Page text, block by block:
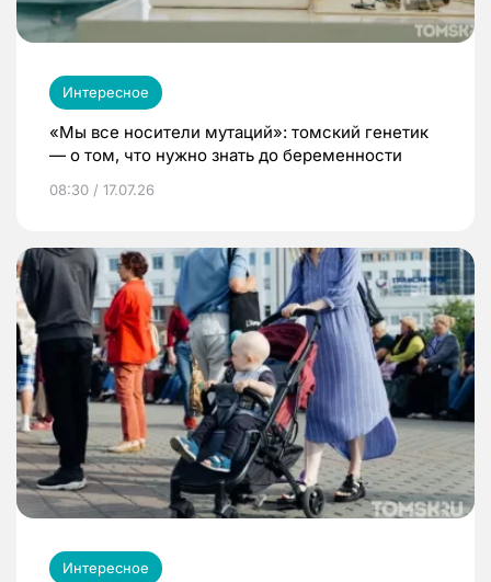
Интересное
«Мы все носители мутаций»: томский генетик
— о том, что нужно знать до беременности
08:30 / 17.07.26
Интересное